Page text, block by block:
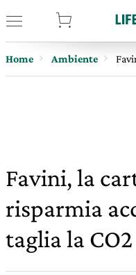
Home Ambiente
Favini, la
risparmia
taglia la CO2